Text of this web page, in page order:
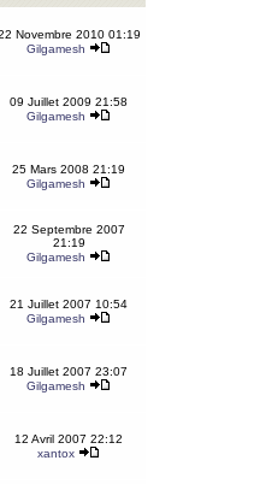
Novembre 2010 01:19
Gilgamesh
09 Juillet 2009 21:58
Gilgamesh
25 Mars 2008 21:19
Gilgamesh
22 Septembre 2007
21:19
Gilgamesh
21 Juillet 2007 10:54
Gilgamesh
18 Juillet 2007 23:07
Gilgamesh
12 Avril 2007 22:12
xantox